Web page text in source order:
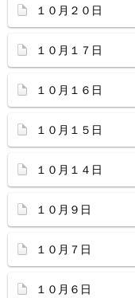
１０月２０日
１０月１７日
１０月１６日
１０月１５日
１０月１４日
１０月９日
１０月７日
１０月６日